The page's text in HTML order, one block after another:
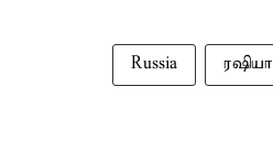
Russia ரஷியா